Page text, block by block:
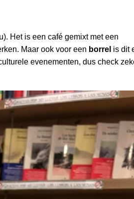
Het is een café gemixt met een
Maar ook voor een borrel is dit
evenementen, dus check